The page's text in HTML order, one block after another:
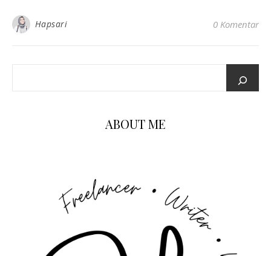
Hapsari 0 Komentar
ABOUT ME